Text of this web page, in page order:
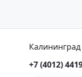
+7 (4012)